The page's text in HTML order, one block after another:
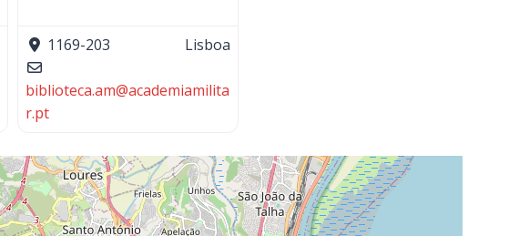
1169-203 Lisboa
biblioteca.am@academiamilita
r.pt